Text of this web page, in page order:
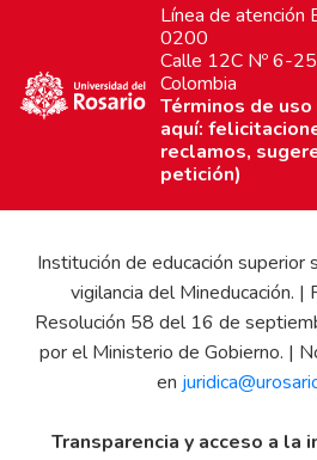
Línea de
0200
Calle 12C Nº 6-
Colombia
Términos de uso
aquí:
reclamos,
petición)
Institución de educación superior
vigilancia del Mineducación. |
Resolución 58 del 16 de
por el Ministerio de Gobierno. |
en
Transparencia y acceso a la